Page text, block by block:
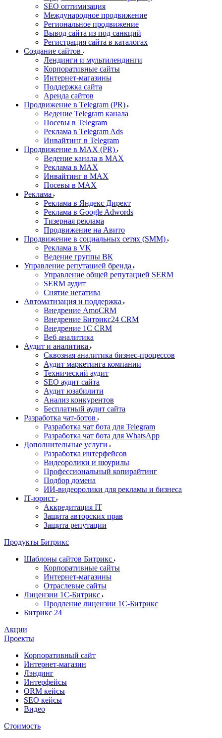
SEO оптимизация
Международное продвижение
Региональное продвижение
Вывод сайта из под санкций
Регистрация сайта в каталогах
Создание сайтов
Лендинги и мультилендинги
Корпоративные сайты
Интернет-магазины
Поддержка сайта
Аренда сайтов
Продвижение в Telegram (PR)
Ведение Telegram канала
Посевы в Telegram
Реклама в Telegram Ads
Инвайтинг в Telegram
Продвижение в MAX (PR)
Ведение канала в MAX
Реклама в MAX
Инвайтинг в MAX
Посевы в MAX
Реклама
Реклама в Яндекс Директ
Реклама в Google Adwords
Тизерная реклама
Продвижение на Авито
Продвижение в социальных сетях (SMM)
Реклама в VK
Ведение группы ВК
Управление репутацией бренда
Управление общей репутацией SERM
SERM аудит
Снятие негатива
Автоматизация и поддержка
Внедрение AmoCRM
Внедрение Битрикс24 CRM
Внедрение 1C CRM
Веб аналитика
Аудит и аналитика
Сквозная аналитика бизнес-процессов
Аудит маркетинга компании
Технический аудит
SEO аудит сайта
Аудит юзабилити
Анализ конкурентов
Бесплатный аудит сайта
Разработка чат-ботов
Разработка чат бота для Telegram
Разработка чат бота для WhatsApp
Дополнительные услуги
Разработка интерфейсов
Видеоролики и шоурилы
Профессиональный копирайтинг
Подбор домена
ИИ-видеоролики для рекламы и бизнеса
IT-юрист
Аккредитация IT
Защита авторских прав
Защита репутации
Продукты Битрикс
Шаблоны сайтов Битрикс
Корпоративные сайты
Интернет-магазины
Отраслевые сайты
Лицензии 1С-Битрикс
Продление лицензии 1С-Битрикс
Битрикс 24
Акции
Проекты
Корпоративный сайт
Интернет-магазин
Лэндинг
Интерфейсы
ORM кейсы
SEO кейсы
Видео
Стоимость